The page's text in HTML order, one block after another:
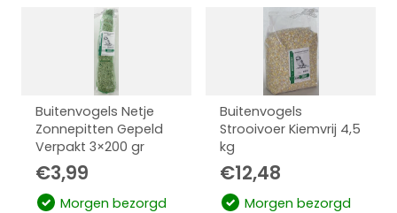
Buitenvogels Netje
Zonnepitten Gepeld
Verpakt 3×200 gr
€3,99
Morgen bezorgd
Buitenvogels
Strooivoer Kiemvrij 4,5
kg
€12,48
Morgen bezorgd